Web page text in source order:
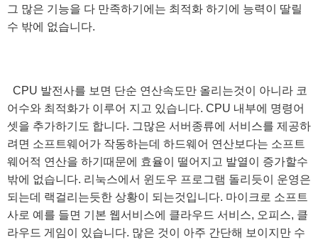
그 많은 기능을 다 만족하기에는 최적화 하기에 능력이 딸릴
수 밖에 없습니다.
CPU 발전사를 보면 단순 연산속도만 올리는것이 아니라 코
어수와 최적화가 이루어 지고 있습니다. CPU 내부에 명령어
셋을 추가하기도 합니다. 그많은 서버종류에 서비스를 제공하
려면 소프트웨어가 작동하는데 하드웨어 연산보다는 소프트
웨어적 연산을 하기때문에 효율이 떨어지고 발열이 증가할수
밖에 없습니다. 리눅스에서 윈도우 프로그램 돌리듯이 운영은
되는데 랙걸리는듯한 상황이 되는것입니다. 마이크로 소프트
사로 예를 들면 기본 웹서비스에 클라우드 서비스, 오피스, 클
라우드 게임이 있습니다. 많은 것이 아주 간단해 보이지만 수